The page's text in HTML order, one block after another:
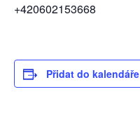
+420602153668
Přidat do kalendáře